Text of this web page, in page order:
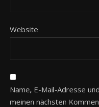
Website
Name, E-Mail-Adresse
meinen nächsten